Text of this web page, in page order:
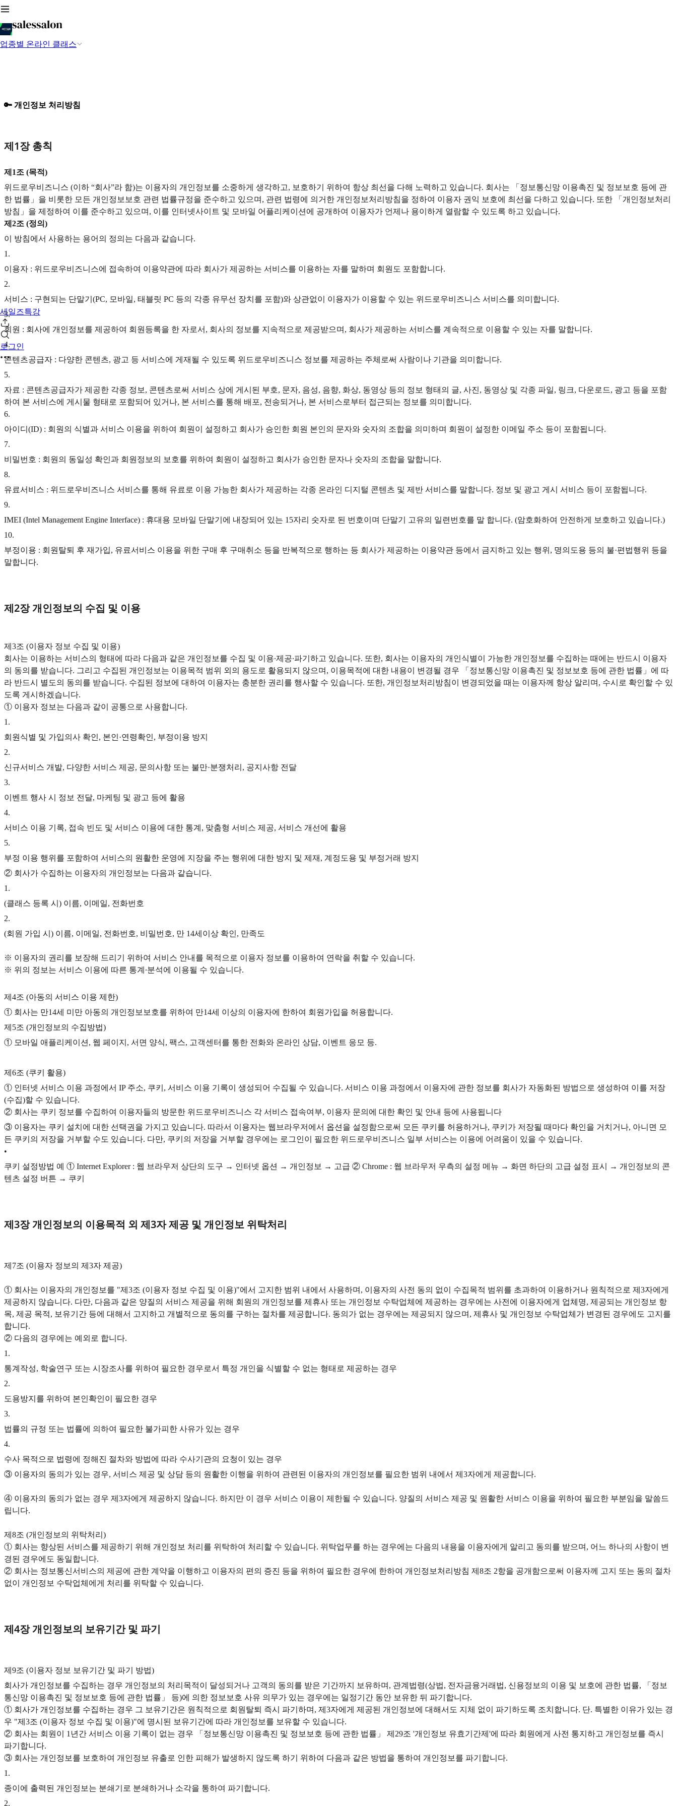
업종별 온라인 클래스
세일즈특강
로그인
🔑 개인정보 처리방침
제1장 총칙
제1조 (목적)
위드로우비즈니스 (이하 “회사”라 함)는 이용자의 개인정보를 소중하게 생각하고, 보호하기 위하여 항상 최선을 다해 노력하고 있습니다. 회사는 「정보통신망 이용촉진 및 정보보호 등에 관
한 법률」을 비롯한 모든 개인정보보호 관련 법률규정을 준수하고 있으며, 관련 법령에 의거한 개인정보처리방침을 정하여 이용자 권익 보호에 최선을 다하고 있습니다. 또한 「개인정보처리
방침」을 제정하여 이를 준수하고 있으며, 이를 인터넷사이트 및 모바일 어플리케이션에 공개하여 이용자가 언제나 용이하게 열람할 수 있도록 하고 있습니다.
제2조 (정의)
이 방침에서 사용하는 용어의 정의는 다음과 같습니다.
1 .
이용자 : 위드로우비즈니스에 접속하여 이용약관에 따라 회사가 제공하는 서비스를 이용하는 자를 말하며 회원도 포함합니다.
2.
서비스 : 구현되는 단말기(PC, 모바일, 태블릿 PC 등의 각종 유무선 장치를 포함)와 상관없이 이용자가 이용할 수 있는 위드로우비즈니스 서비스를 의미합니다.
3.
회원 : 회사에 개인정보를 제공하여 회원등록을 한 자로서, 회사의 정보를 지속적으로 제공받으며, 회사가 제공하는 서비스를 계속적으로 이용할 수 있는 자를 말합니다.
4.
콘텐츠공급자 : 다양한 콘텐츠, 광고 등 서비스에 게재될 수 있도록 위드로우비즈니스 정보를 제공하는 주체로써 사람이나 기관을 의미합니다.
5.
자료 : 콘텐츠공급자가 제공한 각종 정보, 콘텐츠로써 서비스 상에 게시된 부호, 문자, 음성, 음향, 화상, 동영상 등의 정보 형태의 글, 사진, 동영상 및 각종 파일, 링크, 다운로드, 광고 등을 포함
하여 본 서비스에 게시물 형태로 포함되어 있거나, 본 서비스를 통해 배포, 전송되거나, 본 서비스로부터 접근되는 정보를 의미합니다.
6.
아이디(ID) : 회원의 식별과 서비스 이용을 위하여 회원이 설정하고 회사가 승인한 회원 본인의 문자와 숫자의 조합을 의미하며 회원이 설정한 이메일 주소 등이 포함됩니다.
7.
비밀번호 : 회원의 동일성 확인과 회원정보의 보호를 위하여 회원이 설정하고 회사가 승인한 문자나 숫자의 조합을 말합니다.
8.
유료서비스 : 위드로우비즈니스 서비스를 통해 유료로 이용 가능한 회사가 제공하는 각종 온라인 디지털 콘텐츠 및 제반 서비스를 말합니다. 정보 및 광고 게시 서비스 등이 포함됩니다.
9.
IMEI (Intel Management Engine Interface) : 휴대용 모바일 단말기에 내장되어 있는 15자리 숫자로 된 번호이며 단말기 고유의 일련번호를 말 합니다. (암호화하여 안전하게 보호하고 있습니다.)
10.
부정이용 : 회원탈퇴 후 재가입, 유료서비스 이용을 위한 구매 후 구매취소 등을 반복적으로 행하는 등 회사가 제공하는 이용약관 등에서 금지하고 있는 행위, 명의도용 등의 불·편법행위 등을
말합니다.
제2장 개인정보의 수집 및 이용
‍제3조 (이용자 정보 수집 및 이용)
회사는 이용하는 서비스의 형태에 따라 다음과 같은 개인정보를 수집 및 이용∙제공∙파기하고 있습니다. 또한, 회사는 이용자의 개인식별이 가능한 개인정보를 수집하는 때에는 반드시 이용자
의 동의를 받습니다. 그리고 수집된 개인정보는 이용목적 범위 외의 용도로 활용되지 않으며, 이용목적에 대한 내용이 변경될 경우 「정보통신망 이용촉진 및 정보보호 등에 관한 법률」에 따
라 반드시 별도의 동의를 받습니다. 수집된 정보에 대하여 이용자는 충분한 권리를 행사할 수 있습니다. 또한, 개인정보처리방침이 변경되었을 때는 이용자께 항상 알리며, 수시로 확인할 수 있
도록 게시하겠습니다.
① 이용자 정보는 다음과 같이 공통으로 사용합니다.
1 .
회원식별 및 가입의사 확인, 본인·연령확인, 부정이용 방지
2.
신규서비스 개발, 다양한 서비스 제공, 문의사항 또는 불만·분쟁처리, 공지사항 전달
3.
이벤트 행사 시 정보 전달, 마케팅 및 광고 등에 활용
4.
서비스 이용 기록, 접속 빈도 및 서비스 이용에 대한 통계, 맞춤형 서비스 제공, 서비스 개선에 활용
5.
부정 이용 행위를 포함하여 서비스의 원활한 운영에 지장을 주는 행위에 대한 방지 및 제재, 계정도용 및 부정거래 방지
② 회사가 수집하는 이용자의 개인정보는 다음과 같습니다.
1 .
(클래스 등록 시) 이름, 이메일, 전화번호
2.
(회원 가입 시) 이름, 이메일, 전화번호, 비밀번호, 만 14세이상 확인, 만족도
※ 이용자의 권리를 보장해 드리기 위하여 서비스 안내를 목적으로 이용자 정보를 이용하여 연락을 취할 수 있습니다.
※ 위의 정보는 서비스 이용에 따른 통계∙분석에 이용될 수 있습니다.
제4조 (아동의 서비스 이용 제한)
① 회사는 만14세 미만 아동의 개인정보보호를 위하여 만14세 이상의 이용자에 한하여 회원가입을 허용합니다.
제5조 (개인정보의 수집방법)
① 모바일 애플리케이션, 웹 페이지, 서면 양식, 팩스, 고객센터를 통한 전화와 온라인 상담, 이벤트 응모 등.
제6조 (쿠키 활용)
① 인터넷 서비스 이용 과정에서 IP 주소, 쿠키, 서비스 이용 기록이 생성되어 수집될 수 있습니다. 서비스 이용 과정에서 이용자에 관한 정보를 회사가 자동화된 방법으로 생성하여 이를 저장
(수집)할 수 있습니다.
② 회사는 쿠키 정보를 수집하여 이용자들의 방문한 위드로우비즈니스 각 서비스 접속여부, 이용자 문의에 대한 확인 및 안내 등에 사용됩니다
③ 이용자는 쿠키 설치에 대한 선택권을 가지고 있습니다. 따라서 이용자는 웹브라우저에서 옵션을 설정함으로써 모든 쿠키를 허용하거나, 쿠키가 저장될 때마다 확인을 거치거나, 아니면 모
든 쿠키의 저장을 거부할 수도 있습니다. 다만, 쿠키의 저장을 거부할 경우에는 로그인이 필요한 위드로우비즈니스 일부 서비스는 이용에 어려움이 있을 수 있습니다.
•
쿠키 설정방법 예 ① Internet Explorer : 웹 브라우저 상단의 도구 → 인터넷 옵션 → 개인정보 → 고급 ② Chrome : 웹 브라우저 우측의 설정 메뉴 → 화면 하단의 고급 설정 표시 → 개인정보의 콘
텐츠 설정 버튼 → 쿠키
제3장 개인정보의 이용목적 외 제3자 제공 및 개인정보 위탁처리
제7조 (이용자 정보의 제3자 제공)
① 회사는 이용자의 개인정보를 "제3조 (이용자 정보 수집 및 이용)"에서 고지한 범위 내에서 사용하며, 이용자의 사전 동의 없이 수집목적 범위를 초과하여 이용하거나 원칙적으로 제3자에게
제공하지 않습니다. 다만, 다음과 같은 양질의 서비스 제공을 위해 회원의 개인정보를 제휴사 또는 개인정보 수탁업체에 제공하는 경우에는 사전에 이용자에게 업체명, 제공되는 개인정보 항
목, 제공 목적, 보유기간 등에 대해서 고지하고 개별적으로 동의를 구하는 절차를 제공합니다. 동의가 없는 경우에는 제공되지 않으며, 제휴사 및 개인정보 수탁업체가 변경된 경우에도 고지를
합니다.
② 다음의 경우에는 예외로 합니다.
1 .
통계작성, 학술연구 또는 시장조사를 위하여 필요한 경우로서 특정 개인을 식별할 수 없는 형태로 제공하는 경우
2.
도용방지를 위하여 본인확인이 필요한 경우
3.
법률의 규정 또는 법률에 의하여 필요한 불가피한 사유가 있는 경우
4.
수사 목적으로 법령에 정해진 절차와 방법에 따라 수사기관의 요청이 있는 경우
③ 이용자의 동의가 있는 경우, 서비스 제공 및 상담 등의 원활한 이행을 위하여 관련된 이용자의 개인정보를 필요한 범위 내에서 제3자에게 제공합니다.
④ 이용자의 동의가 없는 경우 제3자에게 제공하지 않습니다. 하지만 이 경우 서비스 이용이 제한될 수 있습니다. 양질의 서비스 제공 및 원활한 서비스 이용을 위하여 필요한 부분임을 말씀드
립니다.‍
제8조 (개인정보의 위탁처리)
① 회사는 향상된 서비스를 제공하기 위해 개인정보 처리를 위탁하여 처리할 수 있습니다. 위탁업무를 하는 경우에는 다음의 내용을 이용자에게 알리고 동의를 받으며, 어느 하나의 사항이 변
경된 경우에도 동일합니다.
② 회사는 정보통신서비스의 제공에 관한 계약을 이행하고 이용자의 편의 증진 등을 위하여 필요한 경우에 한하여 개인정보처리방침 제8조 2항을 공개함으로써 이용자께 고지 또는 동의 절차
없이 개인정보 수탁업체에게 처리를 위탁할 수 있습니다.
제4장 개인정보의 보유기간 및 파기
제9조 (이용자 정보 보유기간 및 파기 방법)‍
회사가 개인정보를 수집하는 경우 개인정보의 처리목적이 달성되거나 고객의 동의를 받은 기간까지 보유하며, 관계법령(상법, 전자금융거래법, 신용정보의 이용 및 보호에 관한 법률, 「정보
통신망 이용촉진 및 정보보호 등에 관한 법률」 등)에 의한 정보보호 사유 의무가 있는 경우에는 일정기간 동안 보유한 뒤 파기합니다.
① 회사가 개인정보를 수집하는 경우 그 보유기간은 원칙적으로 회원탈퇴 즉시 파기하며, 제3자에게 제공된 개인정보에 대해서도 지체 없이 파기하도록 조치합니다. 단. 특별한 이유가 있는 경
우 "제3조 (이용자 정보 수집 및 이용)"에 명시된 보유기간에 따라 개인정보를 보유할 수 있습니다.
② 회사는 회원이 1년간 서비스 이용 기록이 없는 경우 「정보통신망 이용촉진 및 정보보호 등에 관한 법률」 제29조 '개인정보 유효기간제'에 따라 회원에게 사전 통지하고 개인정보를 즉시
파기합니다.
③ 회사는 개인정보를 보호하여 개인정보 유출로 인한 피해가 발생하지 않도록 하기 위하여 다음과 같은 방법을 통하여 개인정보를 파기합니다.
1 .
종이에 출력된 개인정보는 분쇄기로 분쇄하거나 소각을 통하여 파기합니다.
2.